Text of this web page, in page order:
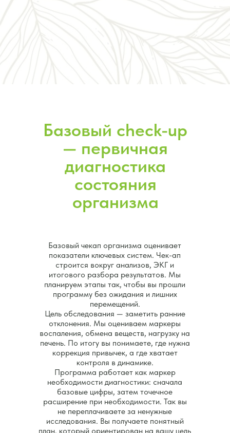
Базовый check-up
— первичная
диагностика
состояния
организма
Базовый чекап организма оценивает
показатели ключевых систем. Чек-ап
строится вокруг анализов, ЭКГ и
итогового разбора результатов. Мы
планируем этапы так, чтобы вы прошли
программу без ожидания и лишних
перемещений.
Цель обследования — заметить ранние
отклонения. Мы оцениваем маркеры
воспаления, обмена веществ, нагрузку на
печень. По итогу вы понимаете, где нужна
коррекция привычек, а где хватает
контроля в динамике.
Программа работает как маркер
необходимости диагностики: сначала
базовые цифры, затем точечное
расширение при необходимости. Так вы
не переплачиваете за ненужные
исследования. Вы получаете понятный
план, который ориентирован на вашу цель